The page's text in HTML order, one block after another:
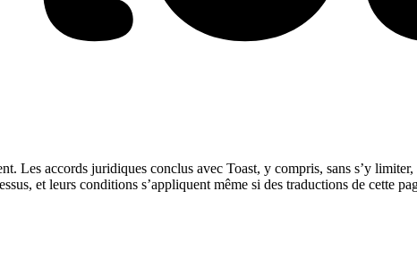
Les accords juridiques conclus avec Toast, y compris, sans s’y
et leurs conditions s’appliquent même si des traductions de cette